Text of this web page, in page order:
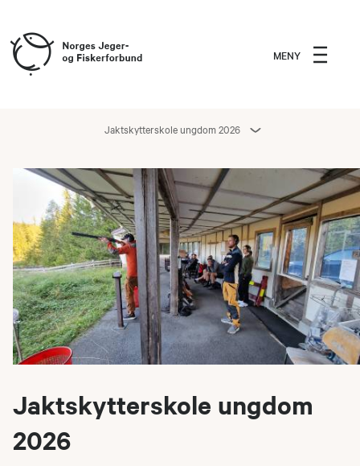
MENY
Jaktskytterskole ungdom 2026
Jaktskytterskole ungdom
2026